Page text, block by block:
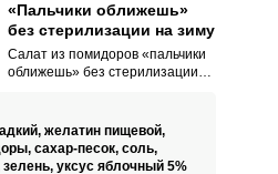
«Пальчики оближешь»
без стерилизации на зиму
Салат из помидоров «пальчики
оближешь» без стерилизации
аппетитно. С душистой закуской
привычные блюда заиграют по-
праздничному.
желатин пищевой,
сахар-песок, соль,
зелень, уксус яблочный 5%